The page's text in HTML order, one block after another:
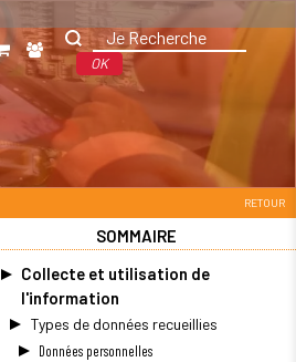
OK
RETOUR
SOMMAIRE
Collecte et utilisation de
l'information
Types de données recueillies
Données personnelles